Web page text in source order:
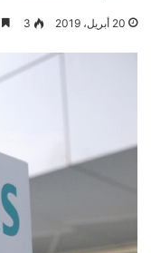
20 أبريل، 2019 3